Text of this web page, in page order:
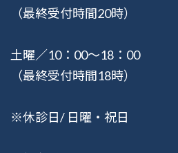
（最終受付時間20時）
土曜／10：00〜18：00
（最終受付時間18時）
※休診日/ 日曜・祝日